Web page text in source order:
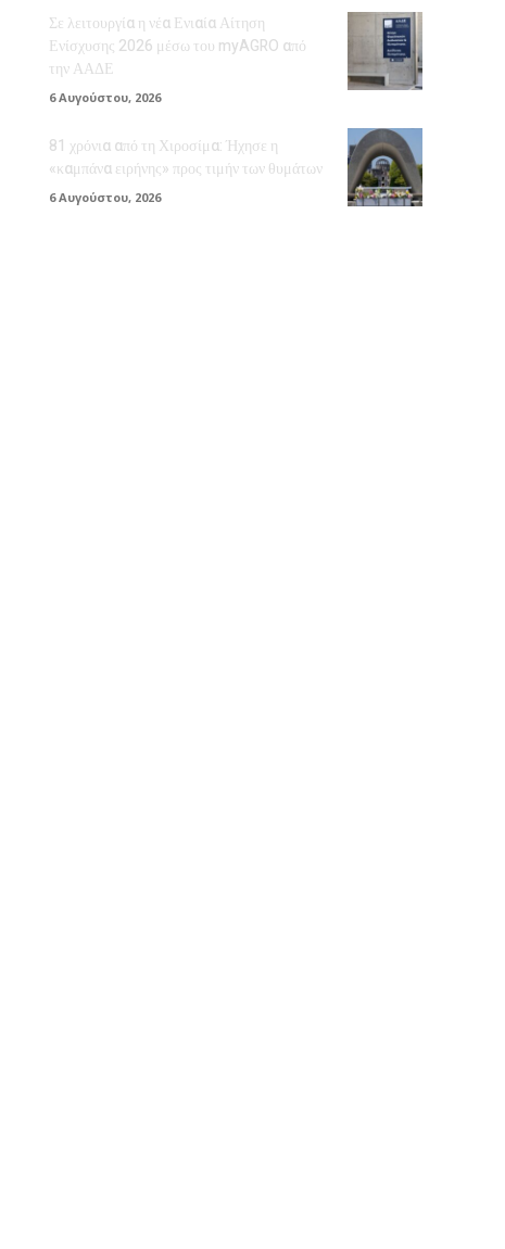
Σε λειτουργία η νέα Ενιαία Αίτηση
Ενίσχυσης 2026 μέσω του myAGRO από
την ΑΑΔΕ
6 Αυγούστου, 2026
81 χρόνια από τη Χιροσίμα: Ήχησε η
«καμπάνα ειρήνης» προς τιμήν των θυμάτων
6 Αυγούστου, 2026